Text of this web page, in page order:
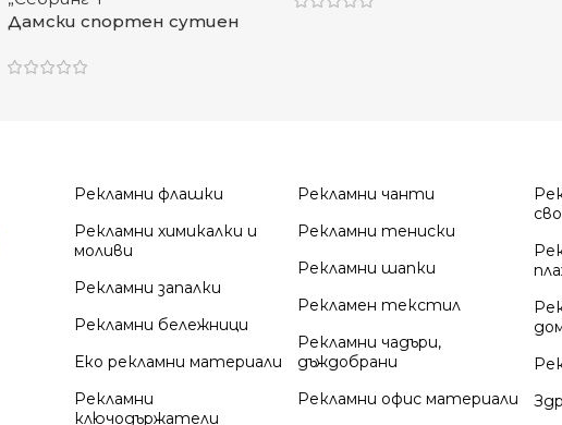
Дамски спортен сутиен
Рекламни флашки
Рекламни химикалки и
моливи
Рекламни запалки
Рекламни бележници
Еко рекламни материали
Рекламни
ключодържатели
Рекламни чанти
Рекламни тениски
Рекламни шапки
Рекламен текстил
Рекламни чадъри,
дъждобрани
Рекламни офис материали